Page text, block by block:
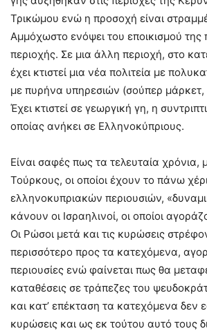
Τρικώμου ενώ η προσοχή είναι
Αμμόχωστο ενόψει του εποικισμού της
περιοχής. Σε μια άλλη περιοχή, στο
έχει κτιστεί μια νέα πολιτεία με
με πυρήνα υπηρεσιών (σούπερ μάρκετ,
Έχει κτιστεί σε γεωργική γη, η
οποίας ανήκει σε Ελληνοκύπριους.
Είναι σαφές πως τα τελευταία χρόνια,
Τούρκους, οι οποίοι έχουν το πάνω
ελληνοκυπριακών περιουσιών,
κάνουν οι Ισραηλινοί, οι οποίοι
Οι Ρώσοι μετά και τις κυρώσεις
περισσότερο προς τα κατεχόμενα,
περιουσίες ενώ φαίνεται πως θα
καταθέσεις σε τράπεζες του
και κατ’ επέκταση τα κατεχόμενα δεν
κυρώσεις και ως εκ τούτου αυτό τους